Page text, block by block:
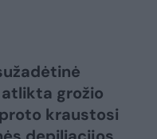
atlikta grožio
kraustosi